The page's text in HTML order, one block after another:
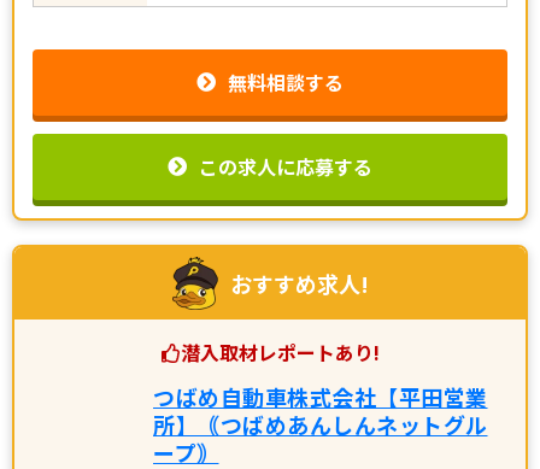
無料相談する
この求人に応募する
おすすめ求人!
潜入取材レポートあり!
つばめ自動車株式会社【平田営業
所】｟つばめあんしんネットグル
ープ｠